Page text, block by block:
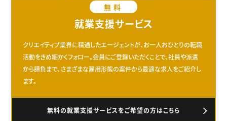
無料
就業支援サービス
クリエイティブ業界に精通したエージェントが、お一人おひとりの転職
活動をきめ細かくフォロー。会員にご登録いただくことで、社員や派遣
から請負まで、さまざまな雇用形態の案件から最適な求人をご紹介し
ます。
無料の就業支援サービスをご希望の方はこちら